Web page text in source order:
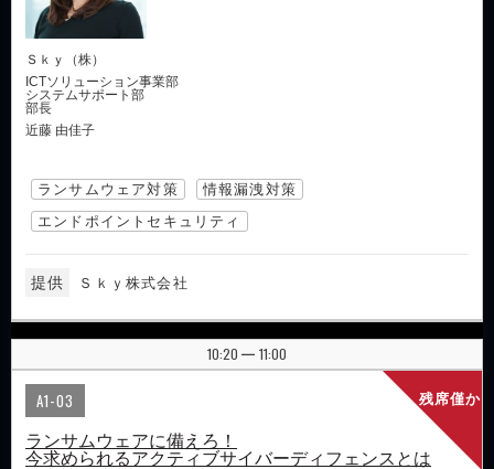
Ｓｋｙ（株）
ICTソリューション事業部
システムサポート部
部長
近藤 由佳子
ランサムウェア対策
情報漏洩対策
エンドポイントセキュリティ
提供 Ｓｋｙ株式会社
10:20 | 11:00
残席僅か
A1-03
ランサムウェアに備えろ！
今求められるアクティブサイバーディフェンスとは